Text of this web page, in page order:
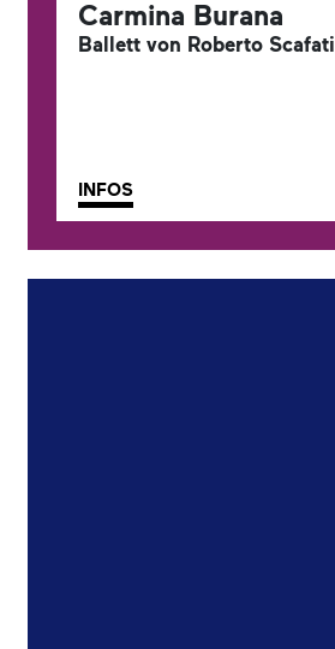
Carmina Burana
Ballett von Roberto Scafati
INFOS